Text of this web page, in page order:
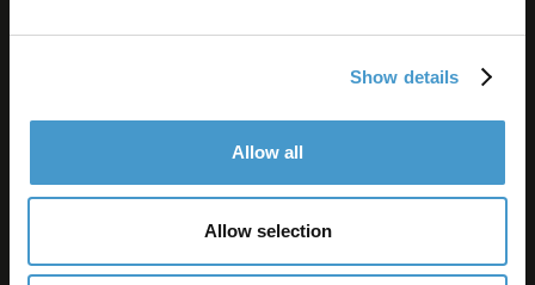
Show details
Allow all
Allow selection
Digital Asset Management
Brand Asset Management